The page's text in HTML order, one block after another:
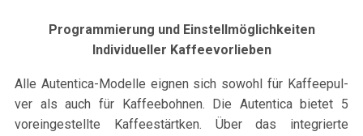
Programmierung und Einstellmöglichkeiten
Individueller Kaffeevorlieben
Alle Autentica-Modelle eignen sich sowohl für Kaf­feep­ul­
ver als auch für Kaf­fee­bohnen. Die Autentica bietet 5
voreingestellte Kaffeestärtken. Über das inte­gri­erte